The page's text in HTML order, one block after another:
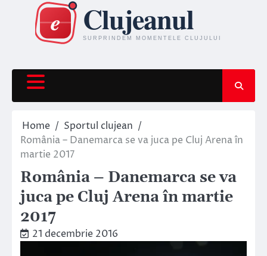
content
Home
Sportul clujean
România – Danemarca se va juca pe Cluj Arena în
martie 2017
România – Danemarca se va
juca pe Cluj Arena în martie
2017
21 decembrie 2016